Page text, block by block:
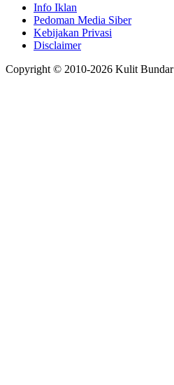
Info Iklan
Pedoman Media Siber
Kebijakan Privasi
Disclaimer
Copyright © 2010-2026 Kulit Bundar